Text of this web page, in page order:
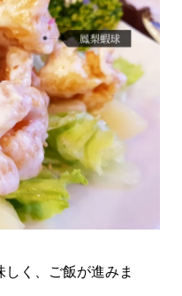
く、ご飯が進みま